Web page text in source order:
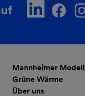
Mannheimer Modell
Grüne Wärme
Über uns